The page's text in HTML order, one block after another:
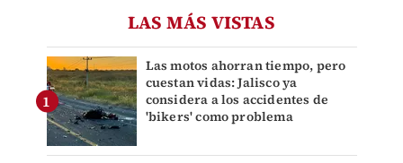
LAS MÁS VISTAS
Las motos ahorran tiempo, pero
cuestan vidas: Jalisco ya
considera a los accidentes de
'bikers' como problema